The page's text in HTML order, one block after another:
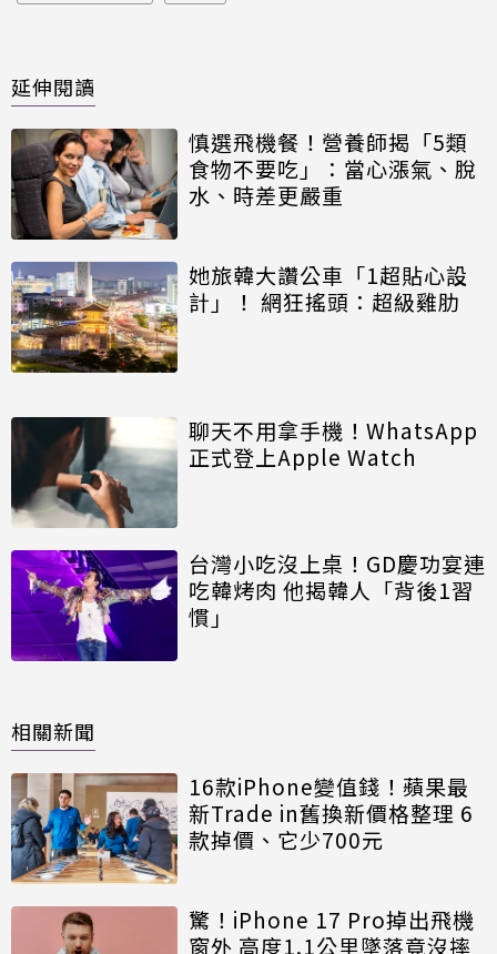
延伸閱讀
慎選飛機餐！營養師揭「5類
食物不要吃」：當心漲氣、脫
水、時差更嚴重
她旅韓大讚公車「1超貼心設
計」！ 網狂搖頭：超級雞肋
聊天不用拿手機！WhatsApp
正式登上Apple Watch
台灣小吃沒上桌！GD慶功宴連
吃韓烤肉 他揭韓人「背後1習
慣」
相關新聞
16款iPhone變值錢！蘋果最
新Trade in舊換新價格整理 6
款掉價、它少700元
驚！iPhone 17 Pro掉出飛機
窗外 高度1.1公里墜落竟沒摔